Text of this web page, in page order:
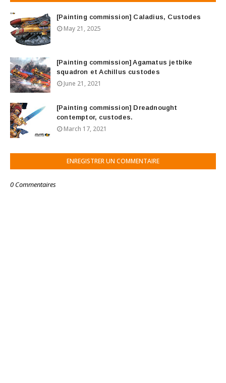
[Painting commission] Caladius, Custodes
May 21, 2025
[Painting commission] Agamatus jetbike
squadron et Achillus custodes
June 21, 2021
[Painting commission] Dreadnought
contemptor, custodes.
March 17, 2021
ENREGISTRER UN COMMENTAIRE
0 Commentaires